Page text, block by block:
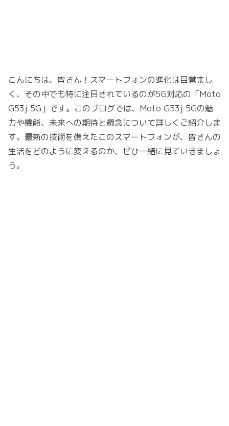
こんにちは、皆さん！スマートフォンの進化は目覚まし
く、その中でも特に注目されているのが5G対応の「Moto
G53j 5G」です。このブログでは、Moto G53j 5Gの魅
力や機能、未来への期待と懸念について詳しくご紹介しま
す。最新の技術を備えたこのスマートフォンが、皆さんの
生活をどのように変えるのか、ぜひ一緒に見ていきましょ
う。